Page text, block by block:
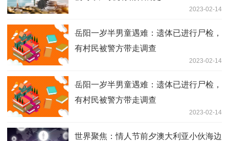
2023-02-14
岳阳一岁半男童遇难：遗体已进行尸检，
有村民被警方带走调查
2023-02-14
岳阳一岁半男童遇难：遗体已进行尸检，
有村民被警方带走调查
2023-02-14
世界聚焦：情人节前夕澳大利亚小伙海边